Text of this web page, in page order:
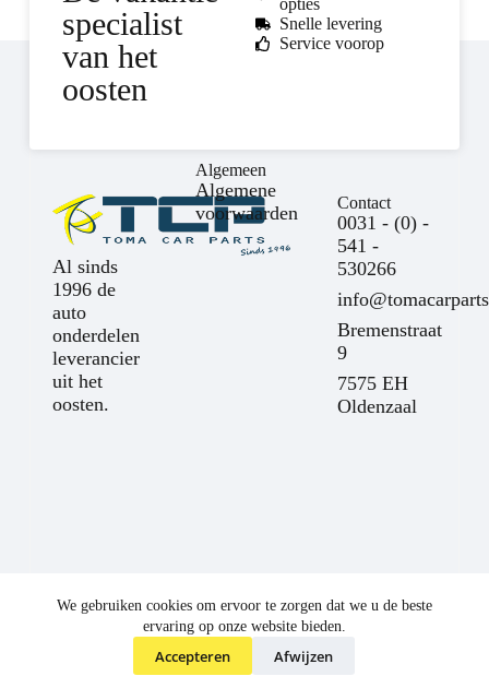
We gebruiken cookies om ervoor te zorgen dat we u de beste
ervaring op onze website bieden.
Accepteren Afwijzen
specialist
van het
oosten
opties
Snelle levering
Service voorop
Al sinds
1996 de
auto
onderdelen
leverancier
uit het
oosten.
Algemeen
Algemene
voorwaarden
Contact
0031 - (0) -
541 -
530266
Bremenstraat
9
7575 EH
Oldenzaal
Toma Car Parts2025